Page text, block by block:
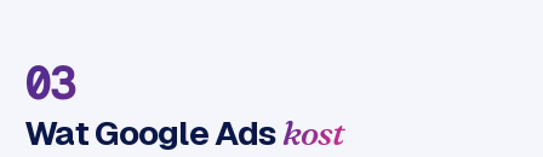
t
r
i
03
Wat Google Adskost